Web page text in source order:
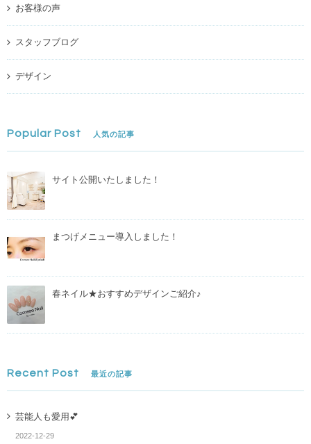
お客様の声
スタッフブログ
デザイン
Popular Post 人気の記事
サイト公開いたしました！
まつげメニュー導入しました！
春ネイル★おすすめデザインご紹介♪
Recent Post 最近の記事
芸能人も愛用💕
2022-12-29